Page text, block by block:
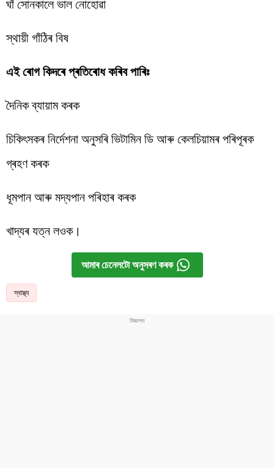
ঘাঁসোনকালে ভাল নোহোৱা
স্থায়ী গাঁঠিৰ বিষ
এই ৰোগ কিদৰেপ্ৰতিৰোধকৰিবপাৰিঃ
দৈনিকব্যায়ামকৰক
চিকিৎসকৰ নিৰ্দেশনা অনুসৰি ভিটামিন ডি আৰুকেলচিয়ামৰপৰিপূৰক
গ্ৰহণ কৰক
ধূমপান আৰু মদ্যপান পৰিহাৰকৰক
খাদ্যৰযত্নলওক।
আমাৰ চেনেলটো অনুসৰণ কৰক
স্বাস্থ্য